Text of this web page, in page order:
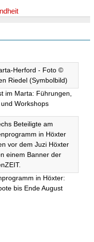
im Marta: Führungen,
Workshops
in Höxter:
bis Ende August